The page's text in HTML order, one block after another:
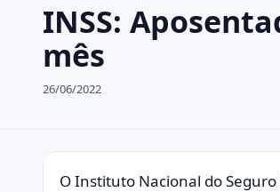
Buscar no site
Buscar por:
Pressione Enter para buscar ou ESC
INSS:
mês
26/06/2022
O Instituto Nacional do Seguro